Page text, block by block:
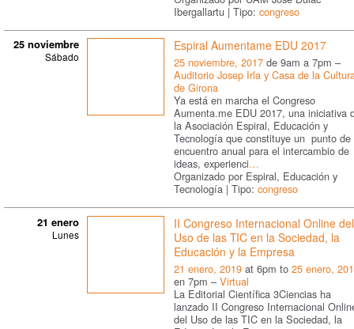
Ibergallartu | Tipo: congreso
25 noviembre
Sábado
Espiral Aumentame EDU 2017
25 noviembre, 2017 de 9am a 7pm –
Auditorio Josep Irla y Casa de la
de Girona
Ya está en marcha el Congreso
Aumenta.me EDU 2017, una iniciativa
la Asociación Espiral, Educación y
Tecnología que constituye un punto de
encuentro anual para el intercambio de
ideas, experienci…
Organizado por Espiral, Educación y
Tecnología | Tipo: congreso
21 enero
Lunes
II Congreso Internacional Online del
Uso de las TIC en la Sociedad, la
Educación y la Empresa
21 enero, 2019 at 6pm to 25 enero,
en 7pm – Virtual
La Editorial Científica 3Ciencias ha
lanzado II Congreso Internacional
del Uso de las TIC en la Sociedad, la